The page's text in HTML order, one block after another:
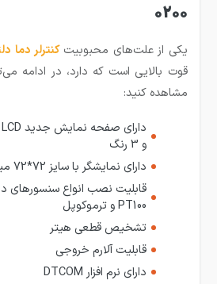
0200
یکی از علت‌‌های محبوبیت کنترلر دما
قوت بالایی است که دارد، در ادامه
مشاهده کنید:
و 3 رنگ
دارای نمایشگر با سایز 72*72 میلی متر
قابلیت نصب انواع سنسورهای
PT100 و ترموکوپل
تشخیص قطعی هیتر
قابلیت آلارم خروجی
دارای نرم افزار DTCOM